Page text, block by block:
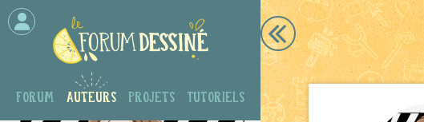
Forum Auteurs Projets Tutoriels